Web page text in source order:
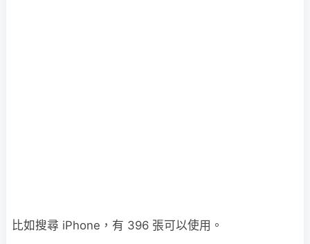
比如搜尋 iPhone，有 396 張可以使用。